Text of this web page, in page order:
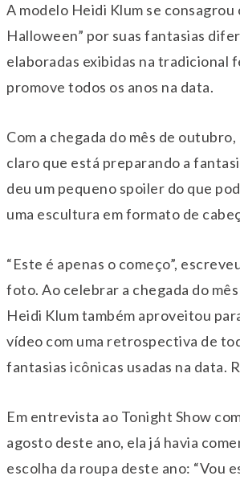
A modelo Heidi Klum se consagrou
Halloween” por suas fantasias
elaboradas exibidas na tradicional
promove todos os anos na data.
Com a chegada do mês de outubro,
claro que está preparando a
deu um pequeno spoiler do que
uma escultura em formato de
“Este é apenas o começo”,
foto. Ao celebrar a chegada do
Heidi Klum também aproveitou
vídeo com uma retrospectiva de
fantasias icônicas usadas na data.
Em entrevista ao Tonight Show
agosto deste ano, ela já havia
escolha da roupa deste ano: “Vou